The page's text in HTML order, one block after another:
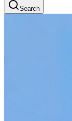
Search